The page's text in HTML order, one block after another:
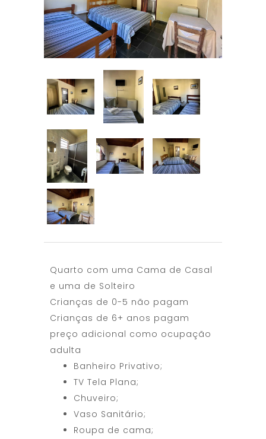
Quarto com uma Cama de Casal
e uma de Solteiro
Crianças de 0-5 não pagam
Crianças de 6+ anos pagam
preço adicional como ocupação
adulta
Banheiro Privativo;
TV Tela Plana;
Chuveiro;
Vaso Sanitário;
Roupa de cama;